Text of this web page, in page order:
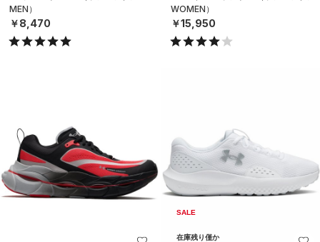
MEN）
￥8,470
WOMEN）
￥15,950
SALE
在庫残り僅か